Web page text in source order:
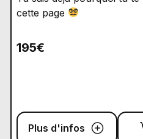
cette page
195€
Plus d'infos